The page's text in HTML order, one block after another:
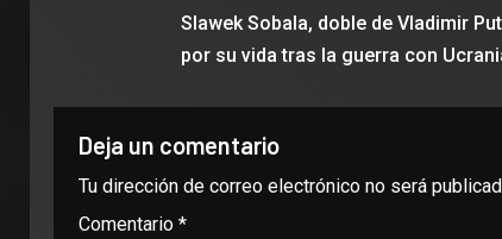
Slawek Sobala, doble de Vladimir
por su vida tras la guerra con
Deja un comentario
Tu dirección de correo electrónico no será
Comentario *